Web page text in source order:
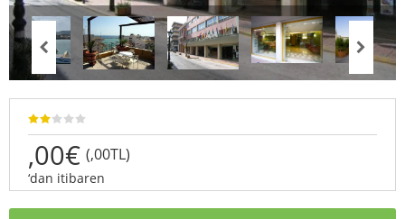
,00€ (,00TL)
‘dan itibaren